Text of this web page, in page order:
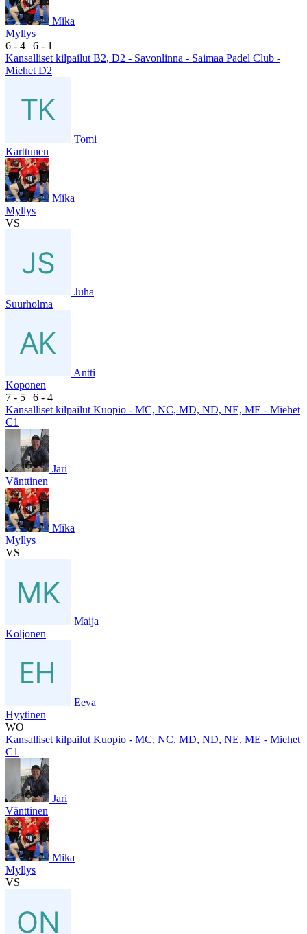
Mika
Myllys
6 - 4 | 6 - 1
Kansalliset kilpailut B2, D2 - Savonlinna - Saimaa Padel Club -
Miehet D2
Tomi
Karttunen
Mika
Myllys
VS
Juha
Suurholma
Antti
Koponen
7 - 5 | 6 - 4
Kansalliset kilpailut Kuopio - MC, NC, MD, ND, NE, ME - Miehet
C1
Jari
Vänttinen
Mika
Myllys
VS
Maija
Koljonen
Eeva
Hyytinen
WO
Kansalliset kilpailut Kuopio - MC, NC, MD, ND, NE, ME - Miehet
C1
Jari
Vänttinen
Mika
Myllys
VS